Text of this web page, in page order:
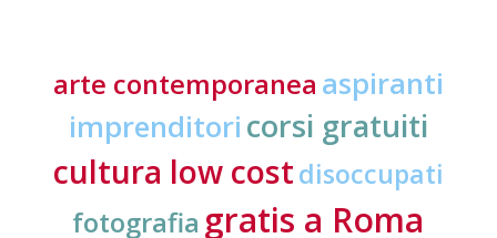
arte contemporanea aspiranti
imprenditori corsi gratuiti
cultura low costdisoccupati
fotografia gratis a Roma